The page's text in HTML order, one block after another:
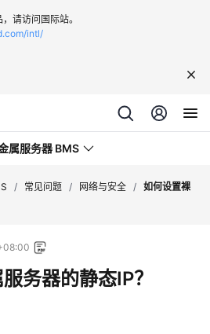
请访问国际站。
intl/
属服务器 BMS
/ 常见问题 / 网络与安全 / 如何设置裸
务器的静态IP？